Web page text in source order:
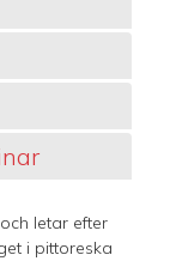
letar efter
i pittoreska